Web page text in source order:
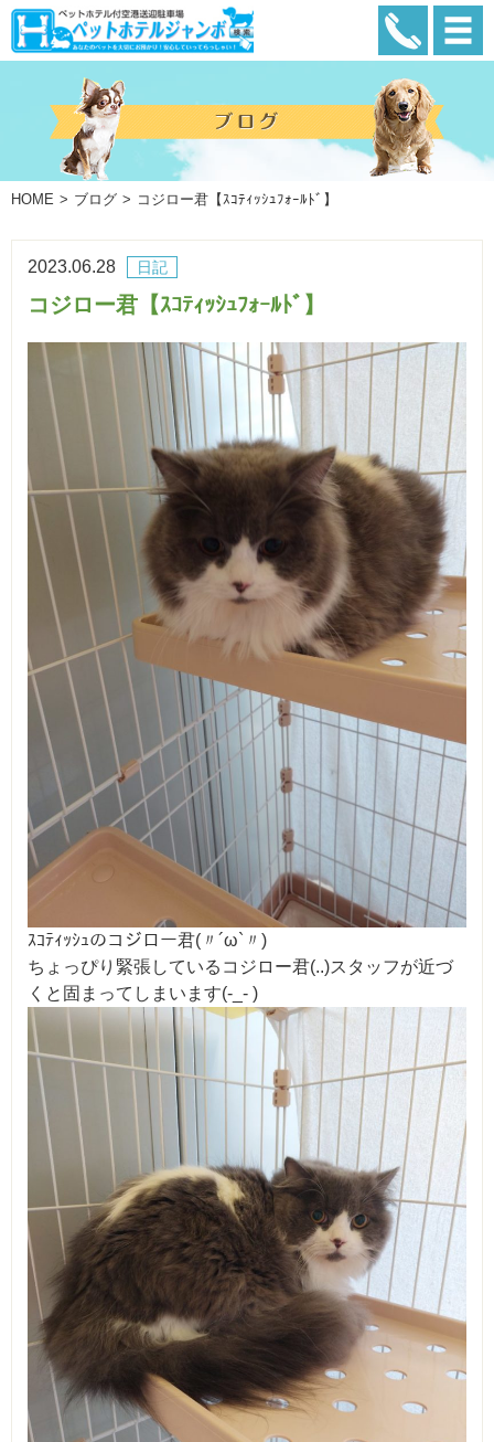
HOME ブログ コジロー君【ｽｺﾃｨｯｼｭﾌｫｰﾙﾄﾞ】
日記
2023.06.28
コジロー君【ｽｺﾃｨｯｼｭﾌｫｰﾙﾄﾞ】
ｽｺﾃｨｯｼｭのコジロー君(〃´ω`〃)
ちょっぴり緊張しているコジロー君(..)スタッフが近づ
くと固まってしまいます(-_- )